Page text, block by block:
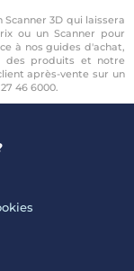
3D qui laissera
ou un Scanner pour
à nos guides d'achat,
des produits et notre
après-vente sur un
46 6000.